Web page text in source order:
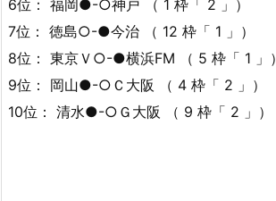
6位： 福岡●-○神戸 （ 1 枠「 2 」）
7位： 徳島○-●今治 （ 12 枠「 1 」）
8位： 東京Ｖ○-●横浜FM （ 5 枠「 1 」）
9位： 岡山●-○Ｃ大阪 （ 4 枠「 2 」）
10位： 清水●-○Ｇ大阪 （ 9 枠「 2 」）